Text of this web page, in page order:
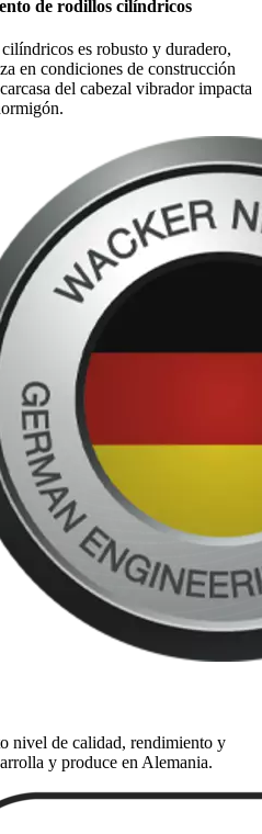
de rodillos cilíndricos
es robusto y duradero,
en condiciones de construcción
del cabezal vibrador impacta
nivel de calidad, rendimiento y
y produce en Alemania.